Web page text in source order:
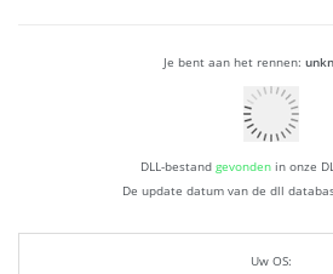
Je bent aan het rennen:
DLL-bestand gevondenin onze
De update datum van de dll
Uw OS: